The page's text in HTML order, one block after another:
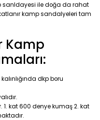
sanldayesi ile doğa da rahat
kamp sandalyeleri tam
Kamp
dkp boru
kat 600 denye kumaş 2. kat